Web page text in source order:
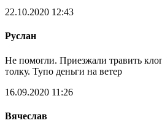
22.10.2020 12:43
Руслан
Не помогли. Приезжали травить
толку. Тупо деньги на ветер
16.09.2020 11:26
Вячеслав